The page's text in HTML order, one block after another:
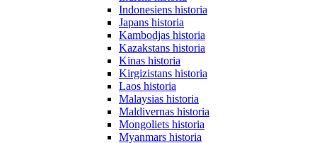
Indonesiens historia
Japans historia
Kambodjas historia
Kazakstans historia
Kinas historia
Kirgizistans historia
Laos historia
Malaysias historia
Maldivernas historia
Mongoliets historia
Myanmars historia